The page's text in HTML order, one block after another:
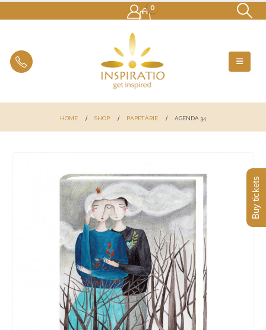
0
HOME SHOP PAPETĂRIE AGENDA 34
Buy tickets